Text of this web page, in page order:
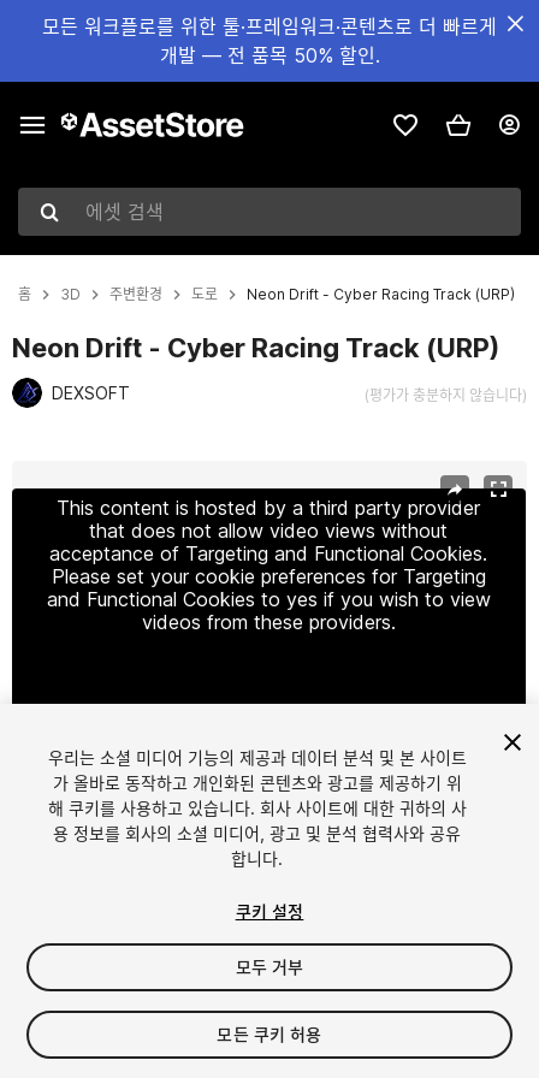
모든 워크플로를 위한 툴·프레임워크·콘텐츠로 더 빠르게
개발 — 전 품목 50% 할인.
에셋 검색
홈 3D 주변환경 도로 Neon Drift - Cyber Racing Track (URP)
Neon Drift - Cyber Racing Track (URP)
DEXSOFT (평가가 충분하지 않습니다)
This content is hosted by a third party provider
that does not allow video views without
acceptance of Targeting and Functional Cookies.
Please set your cookie preferences for Targeting
and Functional Cookies to yes if you wish to view
videos from these providers.
1/18
$39.99
세금/부가세는 결제 시 반영됩니다.
우리는 소셜 미디어 기능의 제공과 데이터 분석 및 본 사이트
가 올바로 동작하고 개인화된 콘텐츠와 광고를 제공하기 위
해 쿠키를 사용하고 있습니다. 회사 사이트에 대한 귀하의 사
용 정보를 회사의 소셜 미디어, 광고 및 분석 협력사와 공유
합니다.
쿠키 설정
모두 거부
모든 쿠키 허용